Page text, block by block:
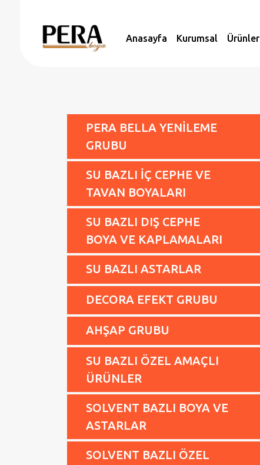
Anasayfa Kurumsal Ürünler
PERA BELLA YENİLEME
GRUBU
SU BAZLI İÇ CEPHE VE
TAVAN BOYALARI
SU BAZLI DIŞ CEPHE
BOYA VE KAPLAMALARI
SU BAZLI ASTARLAR
DECORA EFEKT GRUBU
AHŞAP GRUBU
SU BAZLI ÖZEL AMAÇLI
ÜRÜNLER
SOLVENT BAZLI BOYA VE
ASTARLAR
SOLVENT BAZLI ÖZEL